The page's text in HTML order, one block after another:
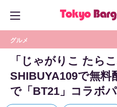
グルメ
「じゃがりこ たら
SHIBUYA109で無料
で「BT21」コラボ